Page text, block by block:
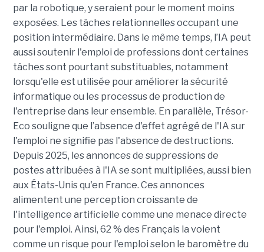
par la robotique, y seraient pour le moment moins
exposées. Les tâches relationnelles occupant une
position intermédiaire. Dans le même temps, l’IA peut
aussi soutenir l'emploi de professions dont certaines
tâches sont pourtant substituables, notamment
lorsqu'elle est utilisée pour améliorer la sécurité
informatique ou les processus de production de
l'entreprise dans leur ensemble. En parallèle, Trésor-
Eco souligne que l’absence d'effet agrégé de l'IA sur
l'emploi ne signifie pas l'absence de destructions.
Depuis 2025, les annonces de suppressions de
postes attribuées à l'IA se sont multipliées, aussi bien
aux États-Unis qu'en France. Ces annonces
alimentent une perception croissante de
l'intelligence artificielle comme une menace directe
pour l'emploi. Ainsi, 62 % des Français la voient
comme un risque pour l'emploi selon le baromètre du